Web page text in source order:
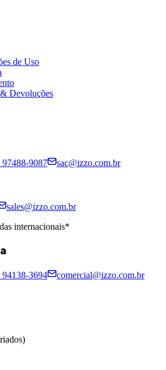
de Uso
Devoluções
97488-9087
sac@izzo.com.br
sales@izzo.com.br
internacionais*
94138-3694
comercial@izzo.com.br